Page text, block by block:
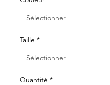
Taille *
Quantité *